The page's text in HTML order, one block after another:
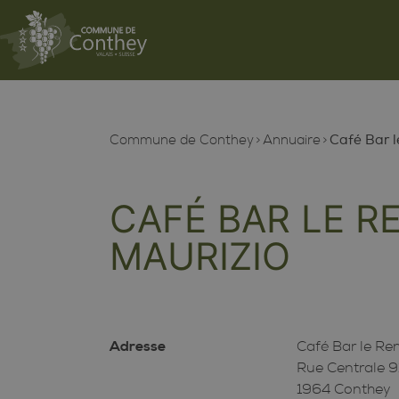
Commune de Conthey Annuaire Café Bar
CAFÉ BAR LE
MAURIZIO
Adresse
Café Bar le
Rue Centrale
1964 Conthey